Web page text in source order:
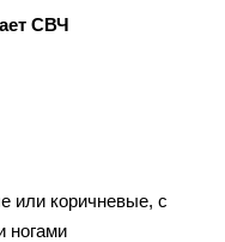
СВЧ
или коричневые, с
ногами